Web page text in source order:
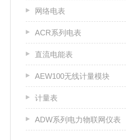
网络电表
ACR系列电表
直流电能表
AEW100无线计量模块
计量表
ADW系列电力物联网仪表